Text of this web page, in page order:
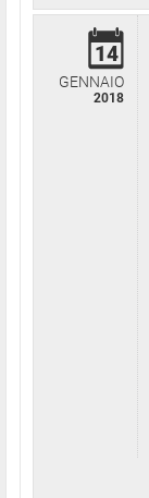
14
GENNAIO
2018